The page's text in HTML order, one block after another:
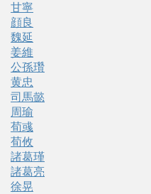
甘寧
顔良
魏延
姜維
公孫瓚
黄忠
司馬懿
周瑜
荀彧
荀攸
諸葛瑾
諸葛亮
徐晃